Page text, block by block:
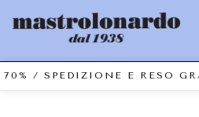
/ SPEDIZIONE E RESO